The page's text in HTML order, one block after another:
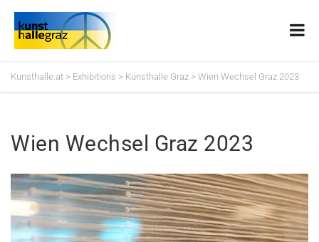
Kunsthalle.at > Exhibitions > Kunsthalle Graz > Wien Wechsel Graz 2023
Wien Wechsel Graz 2023